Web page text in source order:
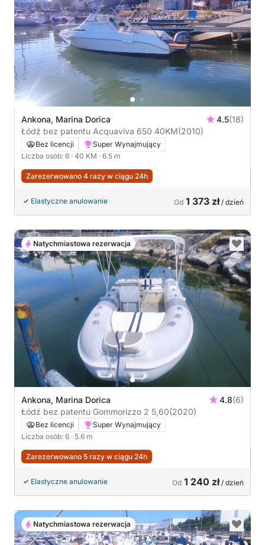
Ankona, Marina Dorica 4.5(18)
Łódź bez patentu Acquaviva 650 40KM(2010)
Bez licencji
Super Wynajmujący
Liczba osób: 6 · 40 KM · 6.5 m
Zarezerwowano 4 razy w ciągu 24h
Elastyczne anulowanie Od 1 373 zł/ dzień
Ankona, Marina Dorica 4.8(6)
Łódź bez patentu Gommorizzo 2 5,60(2020)
Bez licencji
Super Wynajmujący
Liczba osób: 6 · 5.6 m
Zarezerwowano 5 razy w ciągu 24h
Elastyczne anulowanie Od 1 240 zł/ dzień
Natychmiastowa rezerwacja
Natychmiastowa rezerwacja